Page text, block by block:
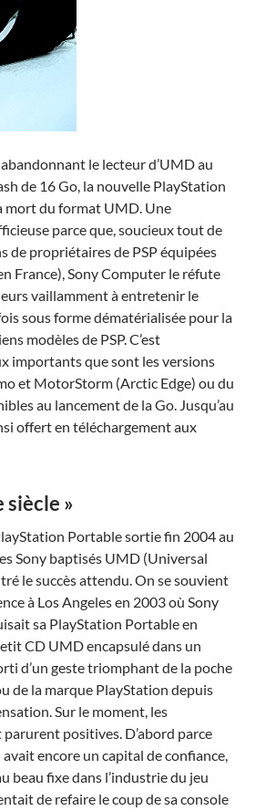
le lecteur d’UMD au
de 16 Go, la nouvelle PlayStation
mort du format UMD. Une
parce que, soucieux tout de
de propriétaires de PSP équipées
France), Sony Computer le réfute
vaillamment à entretenir le
sous forme dématérialisée pour la
modèles de PSP. C’est
importants que sont les versions
et MotorStorm (Arctic Edge) ou du
au lancement de la Go. Jusqu’au
offert en téléchargement aux
siècle »
Portable sortie fin 2004 au
Sony baptisés UMD (Universal
le succès attendu. On se souvient
à Los Angeles en 2003 où Sony
sa PlayStation Portable en
CD UMD encapsulé dans un
d’un geste triomphant de la poche
de la marque PlayStation depuis
Sur le moment, les
positives. D’abord parce
encore un capital de confiance,
beau fixe dans l’industrie du jeu
de refaire le coup de sa console